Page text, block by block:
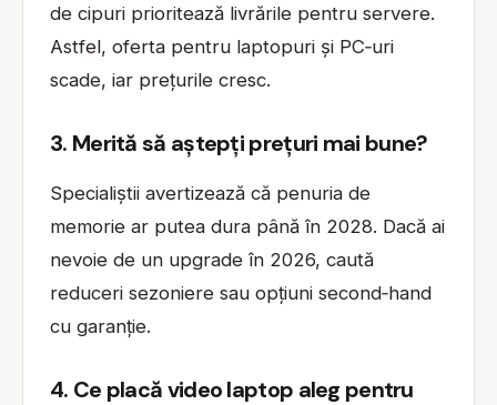
de cipuri prioritează livrările pentru servere.
Astfel, oferta pentru laptopuri și PC‑uri
scade, iar prețurile cresc.
3. Merită să aștepți prețuri mai bune?
Specialiștii avertizează că penuria de
memorie ar putea dura până în 2028. Dacă ai
nevoie de un upgrade în 2026, caută
reduceri sezoniere sau opțiuni second‑hand
cu garanție.
4. Ce placă video laptop aleg pentru